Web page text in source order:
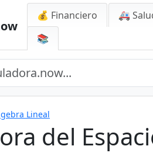
💰 Financiero 🚑
📚
Lineal
del